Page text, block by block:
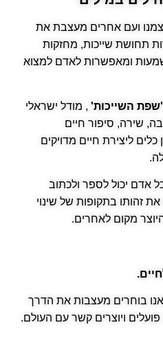
ועם אחרים מעצבת את
תחושת שייכות, מחזקות
ומאפשרות לאדם למצוא
השייכות' , מודל ישראלי
שירה, סיפור חיים
ליצירת חיים מדויקים
אדם יכול לספר ולכתוב
זהותו בתקופות של שינוי
מקום לאחרים.
בוחרים מעצבות את הדרך
ויוצרים קשר עם העולם.